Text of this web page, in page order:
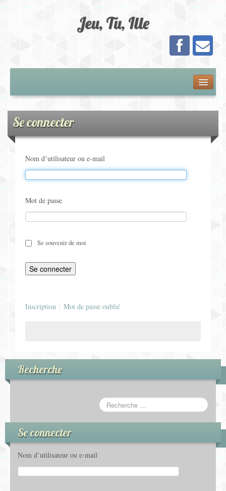
Jeu, Tu, Ille
Adhésion
Calendrier
Les Jeux
Jeux de Cartes
Jeux de Rôle
Se connecter
Nom d’utilisateur ou e-mail
Mot de passe
Se souvenir de moi
Inscription Mot de passe oublié
Recherche
Se connecter
Nom d’utilisateur ou e-mail